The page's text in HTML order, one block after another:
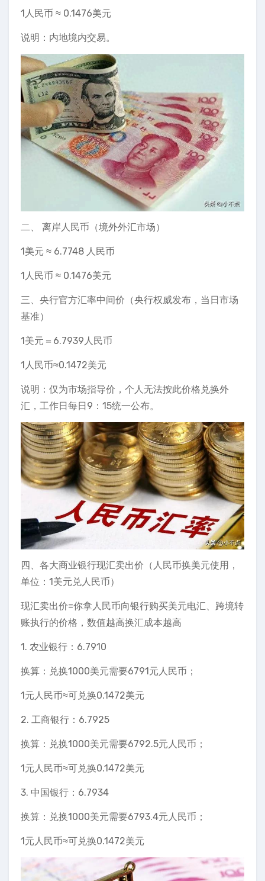
1人民币 ≈ 0.1476美元
说明：内地境内交易。
二、 离岸人民币（境外外汇市场）
1美元 ≈ 6.7748 人民币
1人民币 ≈ 0.1476美元
三、央行官方汇率中间价（央行权威发布，当日市场
基准）
1美元＝6.7939人民币
1人民币≈0.1472美元
说明：仅为市场指导价，个人无法按此价格兑换外
汇，工作日每日9：15统一公布。
四、各大商业银行现汇卖出价（人民币换美元使用，
单位：1美元兑人民币）
现汇卖出价=你拿人民币向银行购买美元电汇、跨境转
账执行的价格，数值越高换汇成本越高
1. 农业银行：6.7910
换算：兑换1000美元需要6791元人民币；
1元人民币≈可兑换0.1472美元
2. 工商银行：6.7925
换算：兑换1000美元需要6792.5元人民币；
1元人民币≈可兑换0.1472美元
3. 中国银行：6.7934
换算：兑换1000美元需要6793.4元人民币；
1元人民币≈可兑换0.1472美元